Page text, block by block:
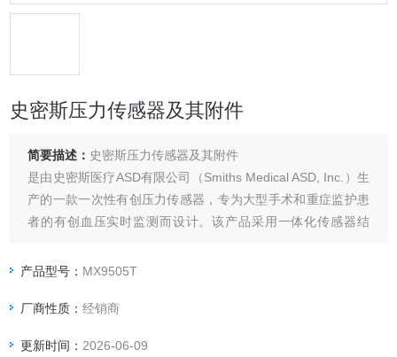
史密斯压力传感器及其附件
简要描述： 史密斯压力传感器及其附件
是由史密斯医疗ASD有限公司（Smiths Medical ASD, Inc.）生
产的一款一次性有创压力传感器，专为大型手术和重症监护患
者的有创血压实时监测而设计。该产品采用一体化传感器结
信号，经由监护仪IBP模块呈现直观的波形数据，为临床医生
产品型号： MX9505T
厂商性质：经销商
更新时间： 2026-06-09